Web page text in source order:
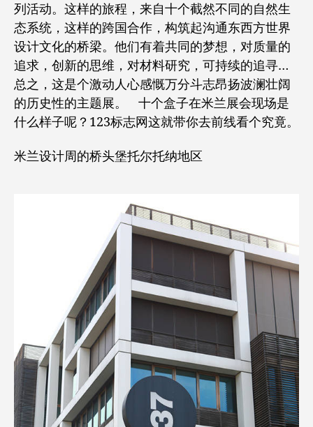
列活动。这样的旅程，来自十个截然不同的自然生
态系统，这样的跨国合作，构筑起沟通东西方世界
设计文化的桥梁。他们有着共同的梦想，对质量的
追求，创新的思维，对材料研究，可持续的追寻…
总之，这是个激动人心感慨万分斗志昂扬波澜壮阔
的历史性的主题展。 十个盒子在米兰展会现场是
什么样子呢？123标志网这就带你去前线看个究竟。
米兰设计周的桥头堡托尔托纳地区